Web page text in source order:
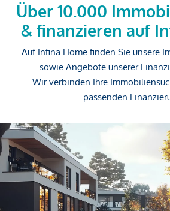
Über 10.000
& finanzieren auf
Auf Infina Home finden Sie unsere
sowie Angebote unserer
Wir verbinden Ihre
passenden